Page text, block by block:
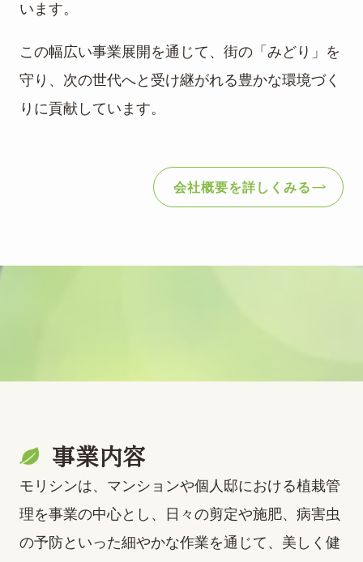
います。
この幅広い事業展開を通じて、街の「みどり」を
守り、次の世代へと受け継がれる豊かな環境づく
りに貢献しています。
会社概要を詳しくみる
事業内容
モリシンは、マンションや個人邸における植栽管
理を事業の中心とし、日々の剪定や施肥、病害虫
の予防といった細やかな作業を通じて、美しく健